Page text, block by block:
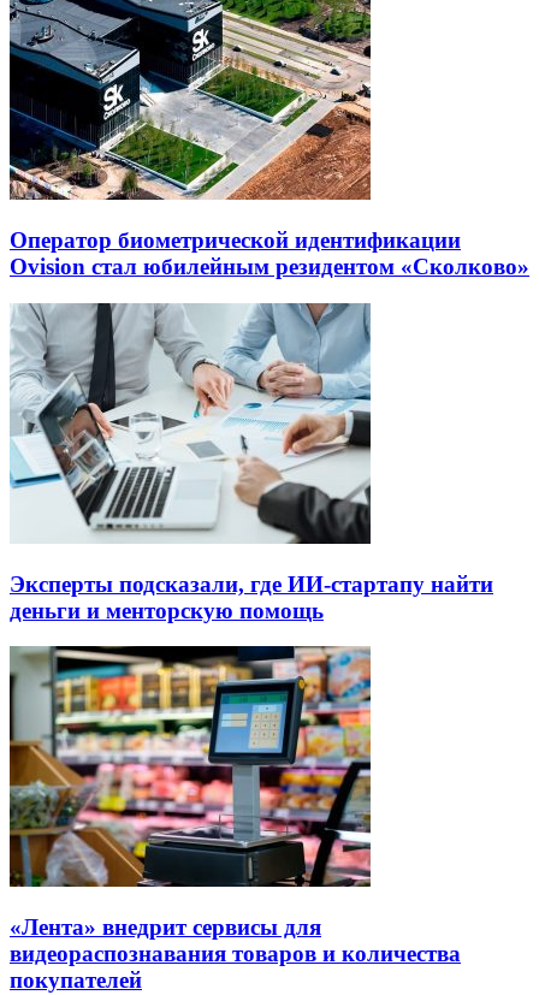
Оператор биометрической идентификации
Ovision стал юбилейным резидентом «Сколково»
Эксперты подсказали, где ИИ-стартапу найти
деньги и менторскую помощь
«Лента» внедрит сервисы для
видеораспознавания товаров и количества
покупателей